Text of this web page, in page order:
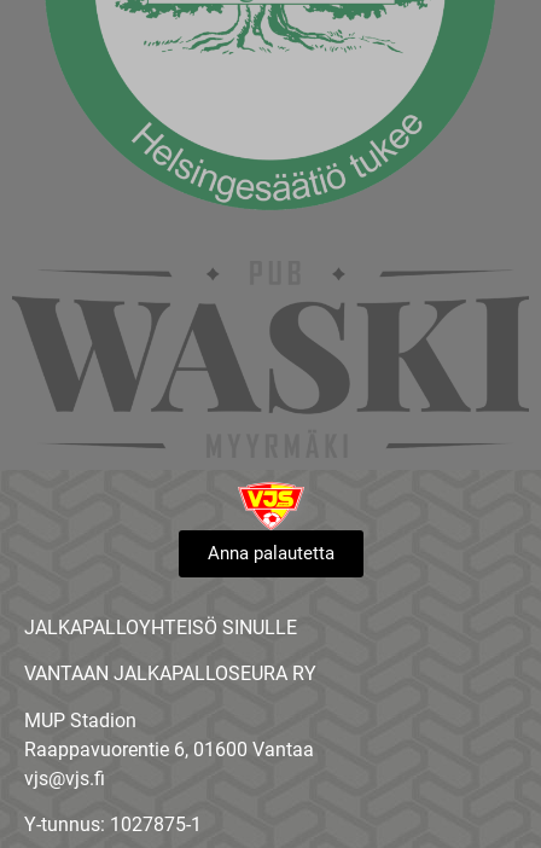
Anna palautetta
JALKAPALLOYHTEISÖ SINULLE
VANTAAN JALKAPALLOSEURA RY
MUP Stadion
Raappavuorentie 6, 01600 Vantaa
vjs@vjs.fi
Y-tunnus: 1027875-1